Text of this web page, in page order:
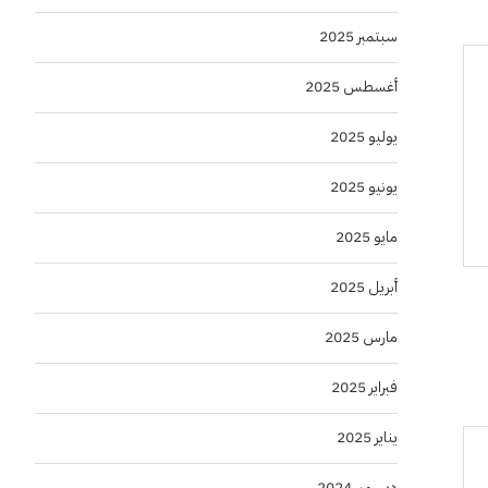
سبتمبر 2025
أغسطس 2025
يوليو 2025
يونيو 2025
مايو 2025
أبريل 2025
مارس 2025
فبراير 2025
يناير 2025